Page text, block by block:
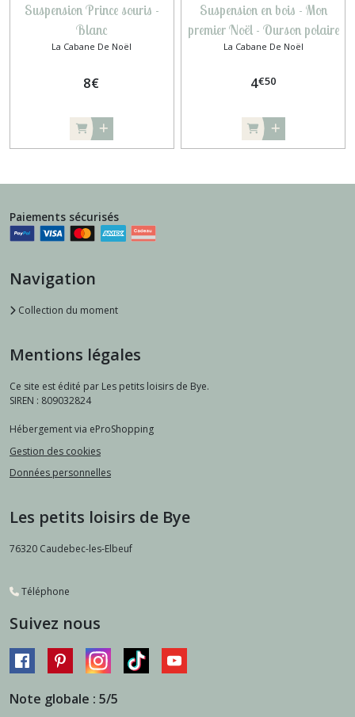
Suspension Prince souris -
Blanc
La Cabane De Noël
8€
Suspension en bois - Mon
premier Noël - Ourson polaire
rose
La Cabane De Noël
4€50
Paiements sécurisés
Navigation
Collection du moment
Mentions légales
Ce site est édité par Les petits loisirs de Bye.
SIREN : 809032824
Hébergement via eProShopping
Gestion des cookies
Données personnelles
Les petits loisirs de Bye
76320 Caudebec-les-Elbeuf
Téléphone
Suivez nous
Note globale : 5/5